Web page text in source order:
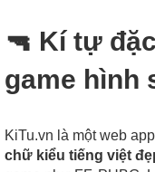
🔫 Kí tự
game hình
KiTu.vn là một web
chữ kiểu tiếng việt